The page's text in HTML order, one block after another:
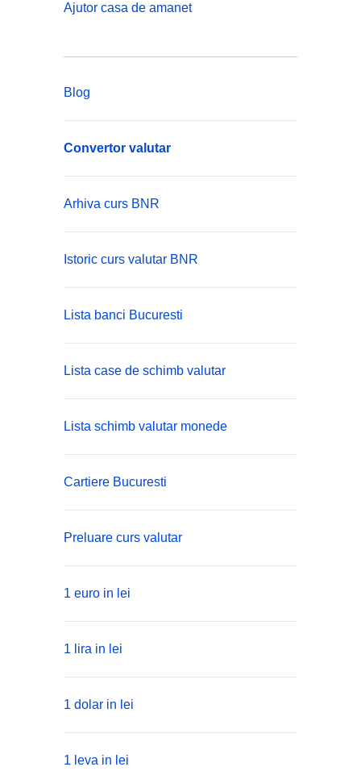
Ajutor casa de amanet
Blog
Convertor valutar
Arhiva curs BNR
Istoric curs valutar BNR
Lista banci Bucuresti
Lista case de schimb valutar
Lista schimb valutar monede
Cartiere Bucuresti
Preluare curs valutar
1 euro in lei
1 lira in lei
1 dolar in lei
1 leva in lei